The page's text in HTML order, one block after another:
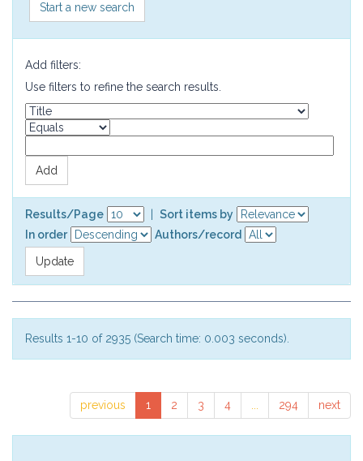
Start a new search
Add filters:
Use filters to refine the search results.
Results/Page
Sort items by
In order
Authors/record
Results 1-10 of 2935 (Search time: 0.003 seconds).
previous 1 2 3 4 294 next